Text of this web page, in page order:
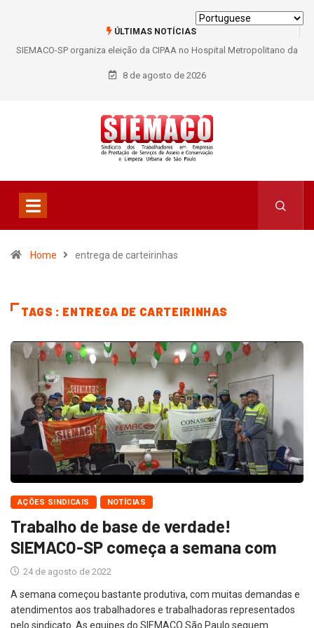
ÚLTIMAS NOTÍCIAS
SIEMACO-SP organiza eleição da CIPAA no Hospital Metropolitano da
Lapa e fortalece participação dos trabalhadores
8 de agosto de 2026
Home entrega de carteirinhas
TAGS : ENTREGA DE CARTEIRINHAS
AÇÕES SINDICAIS NOTÍCIAS
Trabalho de base de verdade!
SIEMACO-SP começa a semana com
24 de agosto de 2022
A semana começou bastante produtiva, com muitas demandas e
atendimentos aos trabalhadores e trabalhadoras representados
pelo sindicato. As equipes do SIEMACO São Paulo seguem